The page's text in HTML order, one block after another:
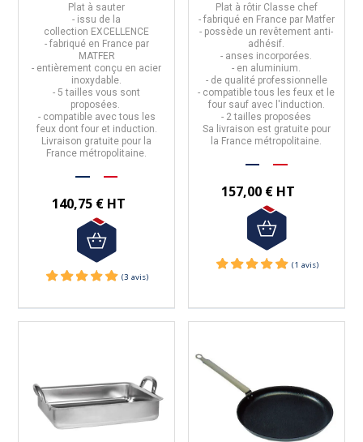
Plat à sauter
- issu de la
collection EXCELLENCE
- fabriqué en France par
MATFER
- entièrement conçu en acier
inoxydable
- 5 tailles vous sont
proposées.
- compatible avec tous les
feux dont four et induction.
Livraison gratuite pour la
France métropolitaine.
140,75 € HT
Plat à rôtir Classe chef
- fabriqué en France par Matfer
- possède un revêtement anti-
adhésif.
- anses incorporées.
- en aluminium.
- de qualité professionnelle
- compatible tous les feux et le
four sauf avec l'induction.
- 2 tailles proposées
Sa livraison est gratuitepour
la France métropolitaine
157,00 € HT